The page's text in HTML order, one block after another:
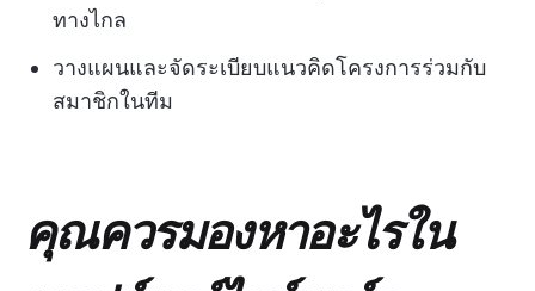
ทางไกล
วางแผนและจัดระเบียบแนวคิดโครงการร่วมกับ
สมาชิกในทีม
คุณควรมองหาอะไรใน